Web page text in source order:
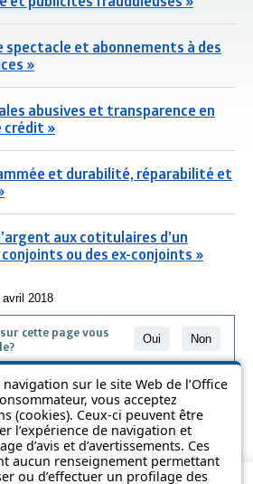
sur le site Web de l’Office
vous acceptez
(cookies). Ceux-ci peuvent être
l’expérience de navigation et
d’avis et d’avertissements. Ces
aucun renseignement permettant
ou d’effectuer un profilage des
spectacle et abonnements à des
»
abusives et transparence en
crédit »
et durabilité, réparabilité et
aux cotitulaires d’un
ou des ex-conjoints »
avril 2018
cette page vous
Oui Non
cette page a été vulgarisée pour en
Elle ne remplace pas les textes des lois